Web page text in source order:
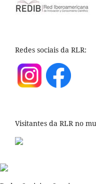
Redes sociais da RLR:
Visitantes da RLR no